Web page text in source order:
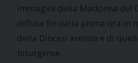
immagini della Madonna del
diffuse fin dalla prima ora in
della Diocesi aretina e di
biturgense.